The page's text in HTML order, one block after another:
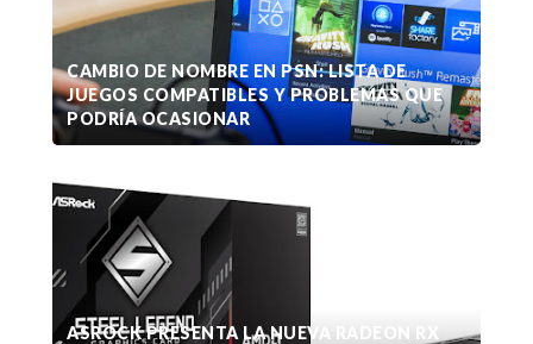
CAMBIO DE NOMBRE EN PSN: LISTA DE
JUEGOS COMPATIBLES Y PROBLEMAS QUE
PODRÍA OCASIONAR
ASROCK PRESENTA LA NUEVA RADEON RX